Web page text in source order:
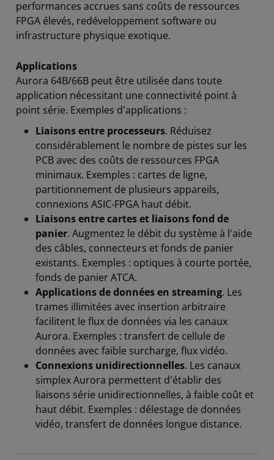
performances accrues sans coûts de ressources
FPGA élevés, redéveloppement software ou
infrastructure physique exotique.
Applications
Aurora 64B/66B peut être utilisée dans toute
application nécessitant une connectivité point à
point série. Exemples d'applications :
Liaisons entre processeurs. Réduisez
considérablement le nombre de pistes sur les
PCB avec des coûts de ressources FPGA
minimaux. Exemples : cartes de ligne,
partitionnement de plusieurs appareils,
connexions ASIC-FPGA haut débit.
Liaisons entre cartes et liaisons fond de
panier. Augmentez le débit du système à l'aide
des câbles, connecteurs et fonds de panier
existants. Exemples : optiques à courte portée,
fonds de panier ATCA.
Applications de données en streaming. Les
trames illimitées avec insertion arbitraire
facilitent le flux de données via les canaux
Aurora. Exemples : transfert de cellule de
données avec faible surcharge, flux vidéo.
Connexions unidirectionnelles. Les canaux
simplex Aurora permettent d'établir des
liaisons série unidirectionnelles, à faible coût et
haut débit. Exemples : délestage de données
vidéo, transfert de données longue distance.